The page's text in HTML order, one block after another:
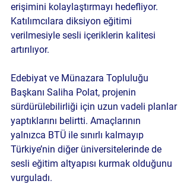
erişimini kolaylaştırmayı hedefliyor.
Katılımcılara diksiyon eğitimi
verilmesiyle sesli içeriklerin kalitesi
artırılıyor.
Edebiyat ve Münazara Topluluğu
Başkanı Saliha Polat, projenin
sürdürülebilirliği için uzun vadeli planlar
yaptıklarını belirtti. Amaçlarının
yalnızca BTÜ ile sınırlı kalmayıp
Türkiye’nin diğer üniversitelerinde de
sesli eğitim altyapısı kurmak olduğunu
vurguladı.